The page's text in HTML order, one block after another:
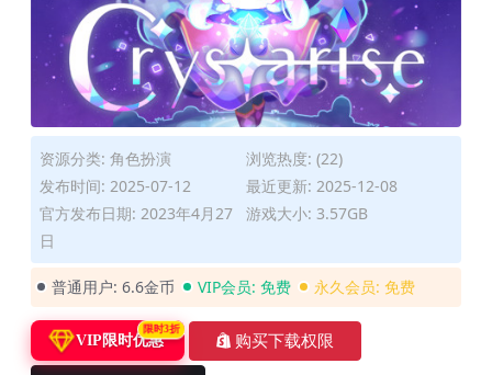
资源分类: 角色扮演
浏览热度: (22)
发布时间: 2025-07-12
最近更新: 2025-12-08
官方发布日期: 2023年4月27
日
游戏大小: 3.57GB
普通用户: 6.6金币 VIP会员: 免费 永久会员: 免费
VIP限时优惠
限时3折
购买下载权限